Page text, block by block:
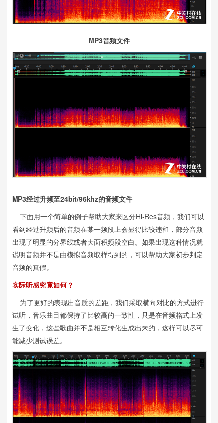
MP3音频文件
MP3经过升频至24bit/96khz的音频文件
下面用一个简单的例子帮助大家来区分Hi-Res音频，我们可以
看到经过升频后的音频在某一频段上会显得比较违和，部分音频
出现了明显的分界线或者大面积频段空白。如果出现这种情况就
说明音频并不是由模拟音频取样得到的，可以帮助大家初步判定
音频的真假。
实际听感究竟如何？
为了更好的表现出音质的差距，我们采取横向对比的方式进行
试听，音乐曲目都保持了比较高的一致性，只是在音频格式上发
生了变化，这些歌曲并不是相互转化生成出来的，这样可以尽可
能减少测试误差。